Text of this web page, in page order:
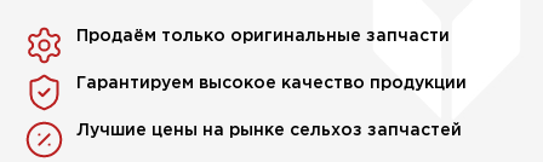
Продаём только оригинальные запчасти
Гарантируем высокое качество продукции
Лучшие цены на рынке сельхоз запчастей